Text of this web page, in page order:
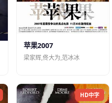
苹果2007
梁家辉,佟大为,范冰冰
HD中字